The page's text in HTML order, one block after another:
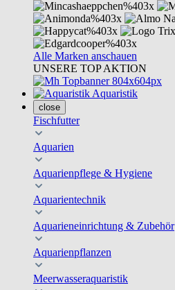
Alle Marken anschauen
UNSERE TOP AKTION
Aquaristik
close
Fischfutter
Aquarien
Aquarienpflege & Hygiene
Aquarientechnik
Aquarieneinrichtung & Zubehör
Aquarienpflanzen
Meerwasseraquaristik